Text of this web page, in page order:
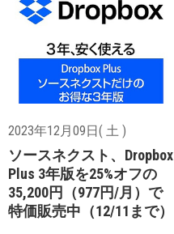
2023年12月09日( 土 )
ソースネクスト、Dropbox
Plus 3年版を25%オフの
35,200円（977円/月）で
特価販売中（12/11まで）